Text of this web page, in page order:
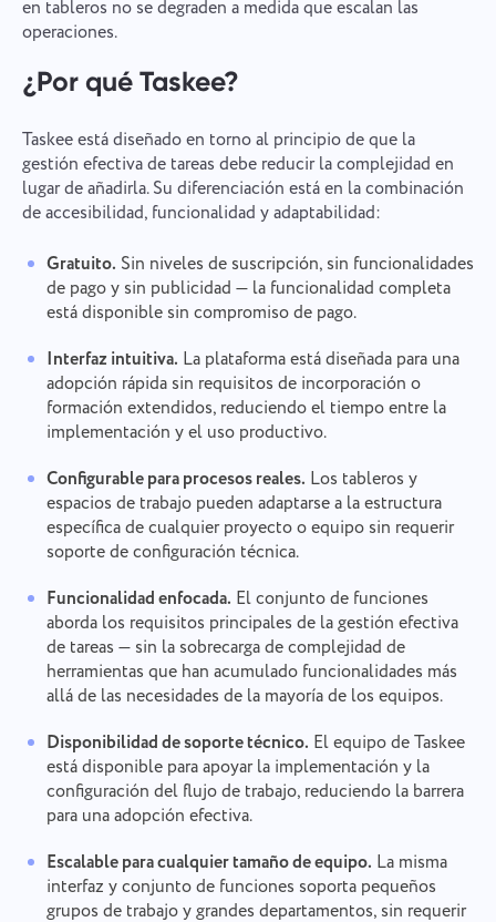
en tableros no se degraden a medida que escalan las
operaciones.
¿Por qué Taskee?
Taskee está diseñado en torno al principio de que la
gestión efectiva de tareas debe reducir la complejidad en
lugar de añadirla. Su diferenciación está en la combinación
de accesibilidad, funcionalidad y adaptabilidad:
Gratuito. Sin niveles de suscripción, sin funcionalidades
de pago y sin publicidad — la funcionalidad completa
está disponible sin compromiso de pago.
Interfaz intuitiva. La plataforma está diseñada para una
adopción rápida sin requisitos de incorporación o
formación extendidos, reduciendo el tiempo entre la
implementación y el uso productivo.
Configurable para procesos reales. Los tableros y
espacios de trabajo pueden adaptarse a la estructura
específica de cualquier proyecto o equipo sin requerir
soporte de configuración técnica.
Funcionalidad enfocada. El conjunto de funciones
aborda los requisitos principales de la gestión efectiva
de tareas — sin la sobrecarga de complejidad de
herramientas que han acumulado funcionalidades más
allá de las necesidades de la mayoría de los equipos.
Disponibilidad de soporte técnico. El equipo de Taskee
está disponible para apoyar la implementación y la
configuración del flujo de trabajo, reduciendo la barrera
para una adopción efectiva.
Escalable para cualquier tamaño de equipo. La misma
interfaz y conjunto de funciones soporta pequeños
grupos de trabajo y grandes departamentos, sin requerir